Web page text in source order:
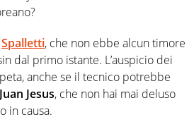
Spalletti, che non ebbe alcun timore
dal primo istante. L’auspicio dei
anche se il tecnico potrebbe
Juan Jesus, che non hai mai deluso
in causa.